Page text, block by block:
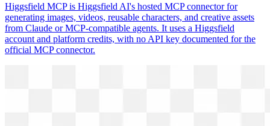
Higgsfield MCP is Higgsfield AI's hosted MCP connector for
generating images, videos, reusable characters, and creative assets
from Claude or MCP-compatible agents. It uses a Higgsfield
account and platform credits, with no API key documented for the
official MCP connector.